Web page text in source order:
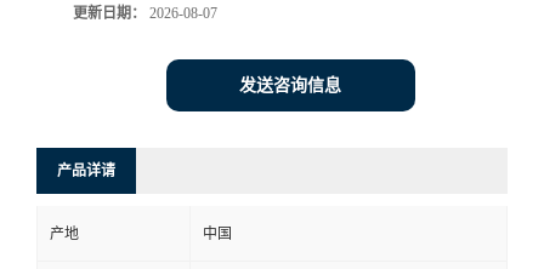
更新日期： 2026-08-07
发送咨询信息
产品详请
产地 中国